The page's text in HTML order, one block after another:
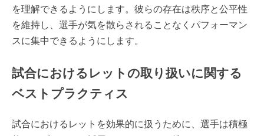
を理解できるようにします。彼らの存在は秩序と公平性
を維持し、選手が気を散らされることなくパフォーマン
スに集中できるようにします。
試合におけるレットの取り扱いに関する
ベストプラクティス
試合におけるレットを効果的に扱うために、選手は積極